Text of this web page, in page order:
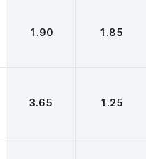
1.90 1.85
3.65 1.25